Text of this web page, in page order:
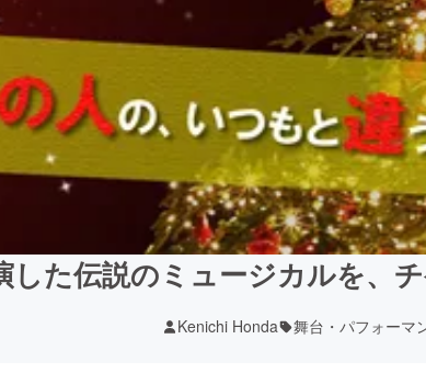
た伝説のミュージカルを、
Kenichi Honda 舞台・パフォーマ